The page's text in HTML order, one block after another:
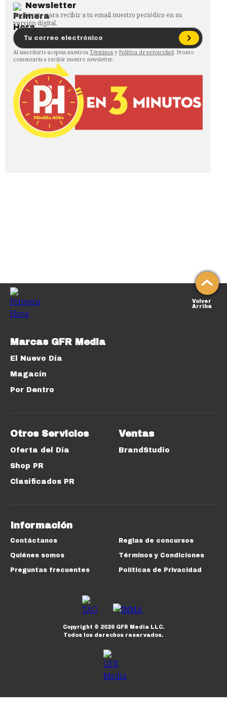
Newsletter
Regístrate para recibir a tu email nuestro periódico en su
versión digital.
Al suscribirte aceptas nuestros Términos y Política de privacidad. Pronto
comenzarás a recibir nuestro newsletter.
Volver
Arriba
Marcas GFR Media
El Nuevo Día
Magacín
Por Dentro
Otros Servicios
Oferta del Día
Shop PR
Clasificados PR
Ventas
BrandStudio
Información
Contáctanos
Quiénes somos
Preguntas frecuentes
Reglas de concursos
Términos y Condiciones
Políticas de Privacidad
Copyright © 2026GFR Media LLC.
Todos los derechos reservados.